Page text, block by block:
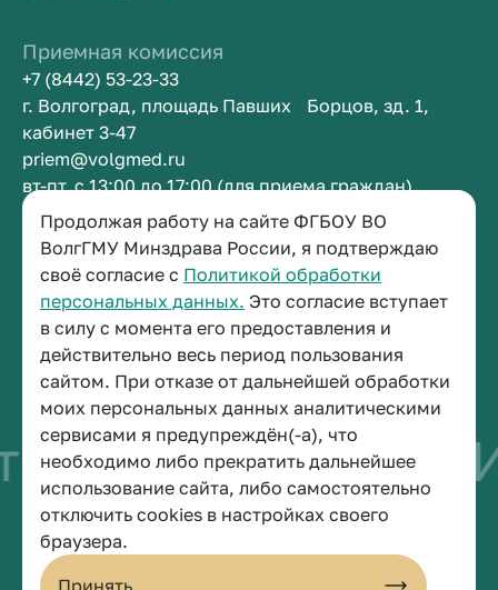
Продолжая работу на сайте ФГБОУ ВО
ВолгГМУ Минздрава России, я подтверждаю
своё согласие с Политикой обработки
персональных данных. Это согласие вступает
в силу с момента его предоставления и
действительно весь период пользования
сайтом. При отказе от дальнейшей обработки
моих персональных данных аналитическими
сервисами я предупреждён(-а), что
необходимо либо прекратить дальнейшее
использование сайта, либо самостоятельно
отключить cookies в настройках своего
браузера.
Принять
Приемная комиссия
+7 (8442) 53-23-33
г. Волгоград, площадь Павших Борцов, зд. 1,
кабинет 3-47
priem@volgmed.ru
вт-пт, с 13:00 до 17:00 (для приема граждан)
Приемная ректора
+7 (8442) 38-50-05
г. Волгоград, площадь Павших Борцов, зд. 1,
кабинет 3-11
post@volgmed.ru
пн-пт, с 08.30 до 17.00 (перерыв с 12.30 до 13.00)
быть врачом
© 2026 Волгоградский государственный медицинский университет
Политика конфиденциальности
Политика по обработке персональных данных